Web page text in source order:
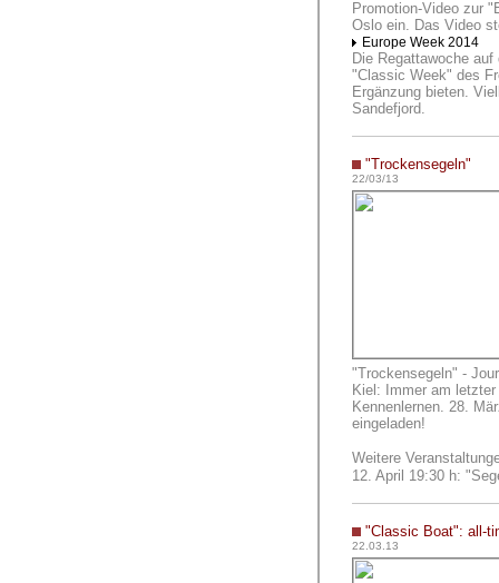
Promotion-Video zur
Oslo ein. Das Video
Europe Week 2014
Die Regattawoche
"Classic Week" des
Ergänzung bieten.
Sandefjord.
"Trockensegeln"
22/03/13
"Trockensegeln" -
Kiel:
Immer am
Kennenlernen. 28.
eingeladen!
Weitere
12. April 19:30 h:
"Classic Boat": all-
22.03.13